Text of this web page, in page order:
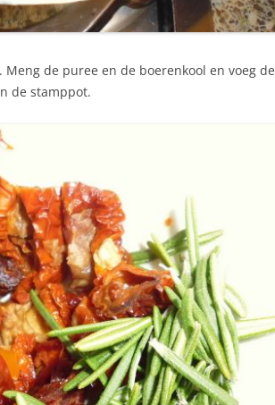
de puree en de boerenkool en voeg de
de stamppot.